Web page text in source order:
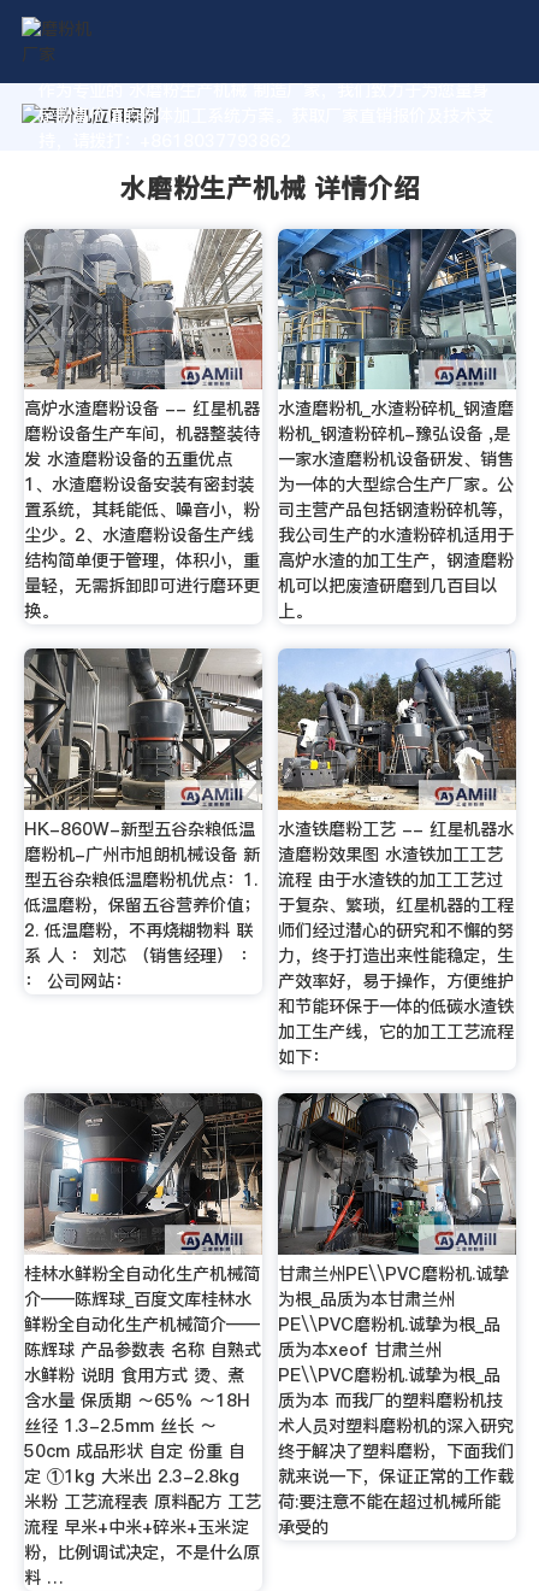
作为专业的 水磨粉生产机械 制造厂家，我们致力于为您量身
定制高价值的粉体加工系统方案。获取厂家直销报价及技术支
水磨粉生产机械 详情介绍
高炉水渣磨粉设备 -- 红星机器
磨粉设备生产车间，机器整装待
发 水渣磨粉设备的五重优点
1、水渣磨粉设备安装有密封装
置系统，其耗能低、噪音小，粉
尘少。2、水渣磨粉设备生产线
结构简单便于管理，体积小，重
量轻，无需拆卸即可进行磨环更
换。
水渣磨粉机_水渣粉碎机_钢渣磨
粉机_钢渣粉碎机-豫弘设备 ,是
一家水渣磨粉机设备研发、销售
为一体的大型综合生产厂家。公
司主营产品包括钢渣粉碎机等，
我公司生产的水渣粉碎机适用于
高炉水渣的加工生产，钢渣磨粉
机可以把废渣研磨到几百目以
上。
HK-860W-新型五谷杂粮低温
磨粉机-广州市旭朗机械设备 新
型五谷杂粮低温磨粉机优点：1.
低温磨粉，保留五谷营养价值；
2. 低温磨粉，不再烧糊物料 联
系 人 ： 刘芯 （销售经理） ：
： 公司网站：
水渣铁磨粉工艺 -- 红星机器水
渣磨粉效果图 水渣铁加工工艺
流程 由于水渣铁的加工工艺过
于复杂、繁琐，红星机器的工程
师们经过潜心的研究和不懈的努
力，终于打造出来性能稳定，生
产效率好，易于操作，方便维护
和节能环保于一体的低碳水渣铁
加工生产线，它的加工工艺流程
如下：
桂林水鲜粉全自动化生产机械简
介——陈辉球_百度文库桂林水
鲜粉全自动化生产机械简介——
陈辉球 产品参数表 名称 自熟式
水鲜粉 说明 食用方式 烫、煮
含水量 保质期 ～65% ～18H
丝径 1.3-2.5mm 丝长 ～
50cm 成品形状 自定 份重 自
定 ①1kg 大米出 2.3-2.8kg
米粉 工艺流程表 原料配方 工艺
流程 早米+中米+碎米+玉米淀
粉，比例调试决定，不是什么原
料 …
甘肃兰州PE\\PVC磨粉机.诚挚
为根_品质为本甘肃兰州
PE\\PVC磨粉机.诚挚为根_品
质为本xeof 甘肃兰州
PE\\PVC磨粉机.诚挚为根_品
质为本 而我厂的塑料磨粉机技
术人员对塑料磨粉机的深入研究
终于解决了塑料磨粉，下面我们
就来说一下，保证正常的工作载
荷:要注意不能在超过机械所能
承受的